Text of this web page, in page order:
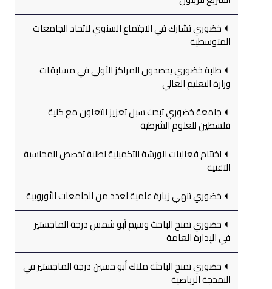
خضوري تشارك في الاجتماع السنوي لاتحاد الجامعات
المتوسطية
طلبة خضوري يحصدون المراكز الأولى في مسابقات
وزارة التعليم العالي
جامعة خضوري تبحث سبل تعزيز التعاون مع كلية
فلسطين للعلوم الشرطية
اختتام فعاليات الورشة التكميلية لطلبة تخصص المحاسبة
التقنية
خضوري تنهي زيارة علمية لعدد من الجامعات الأوروبية
خضوري تمنح الباحث وسيم أبو شمس درجة الماجستير
في الإدارة العامة
خضوري تمنح الباحثة ملاك أبو حسين درجة الماجستير في
النمذجة الرياضية